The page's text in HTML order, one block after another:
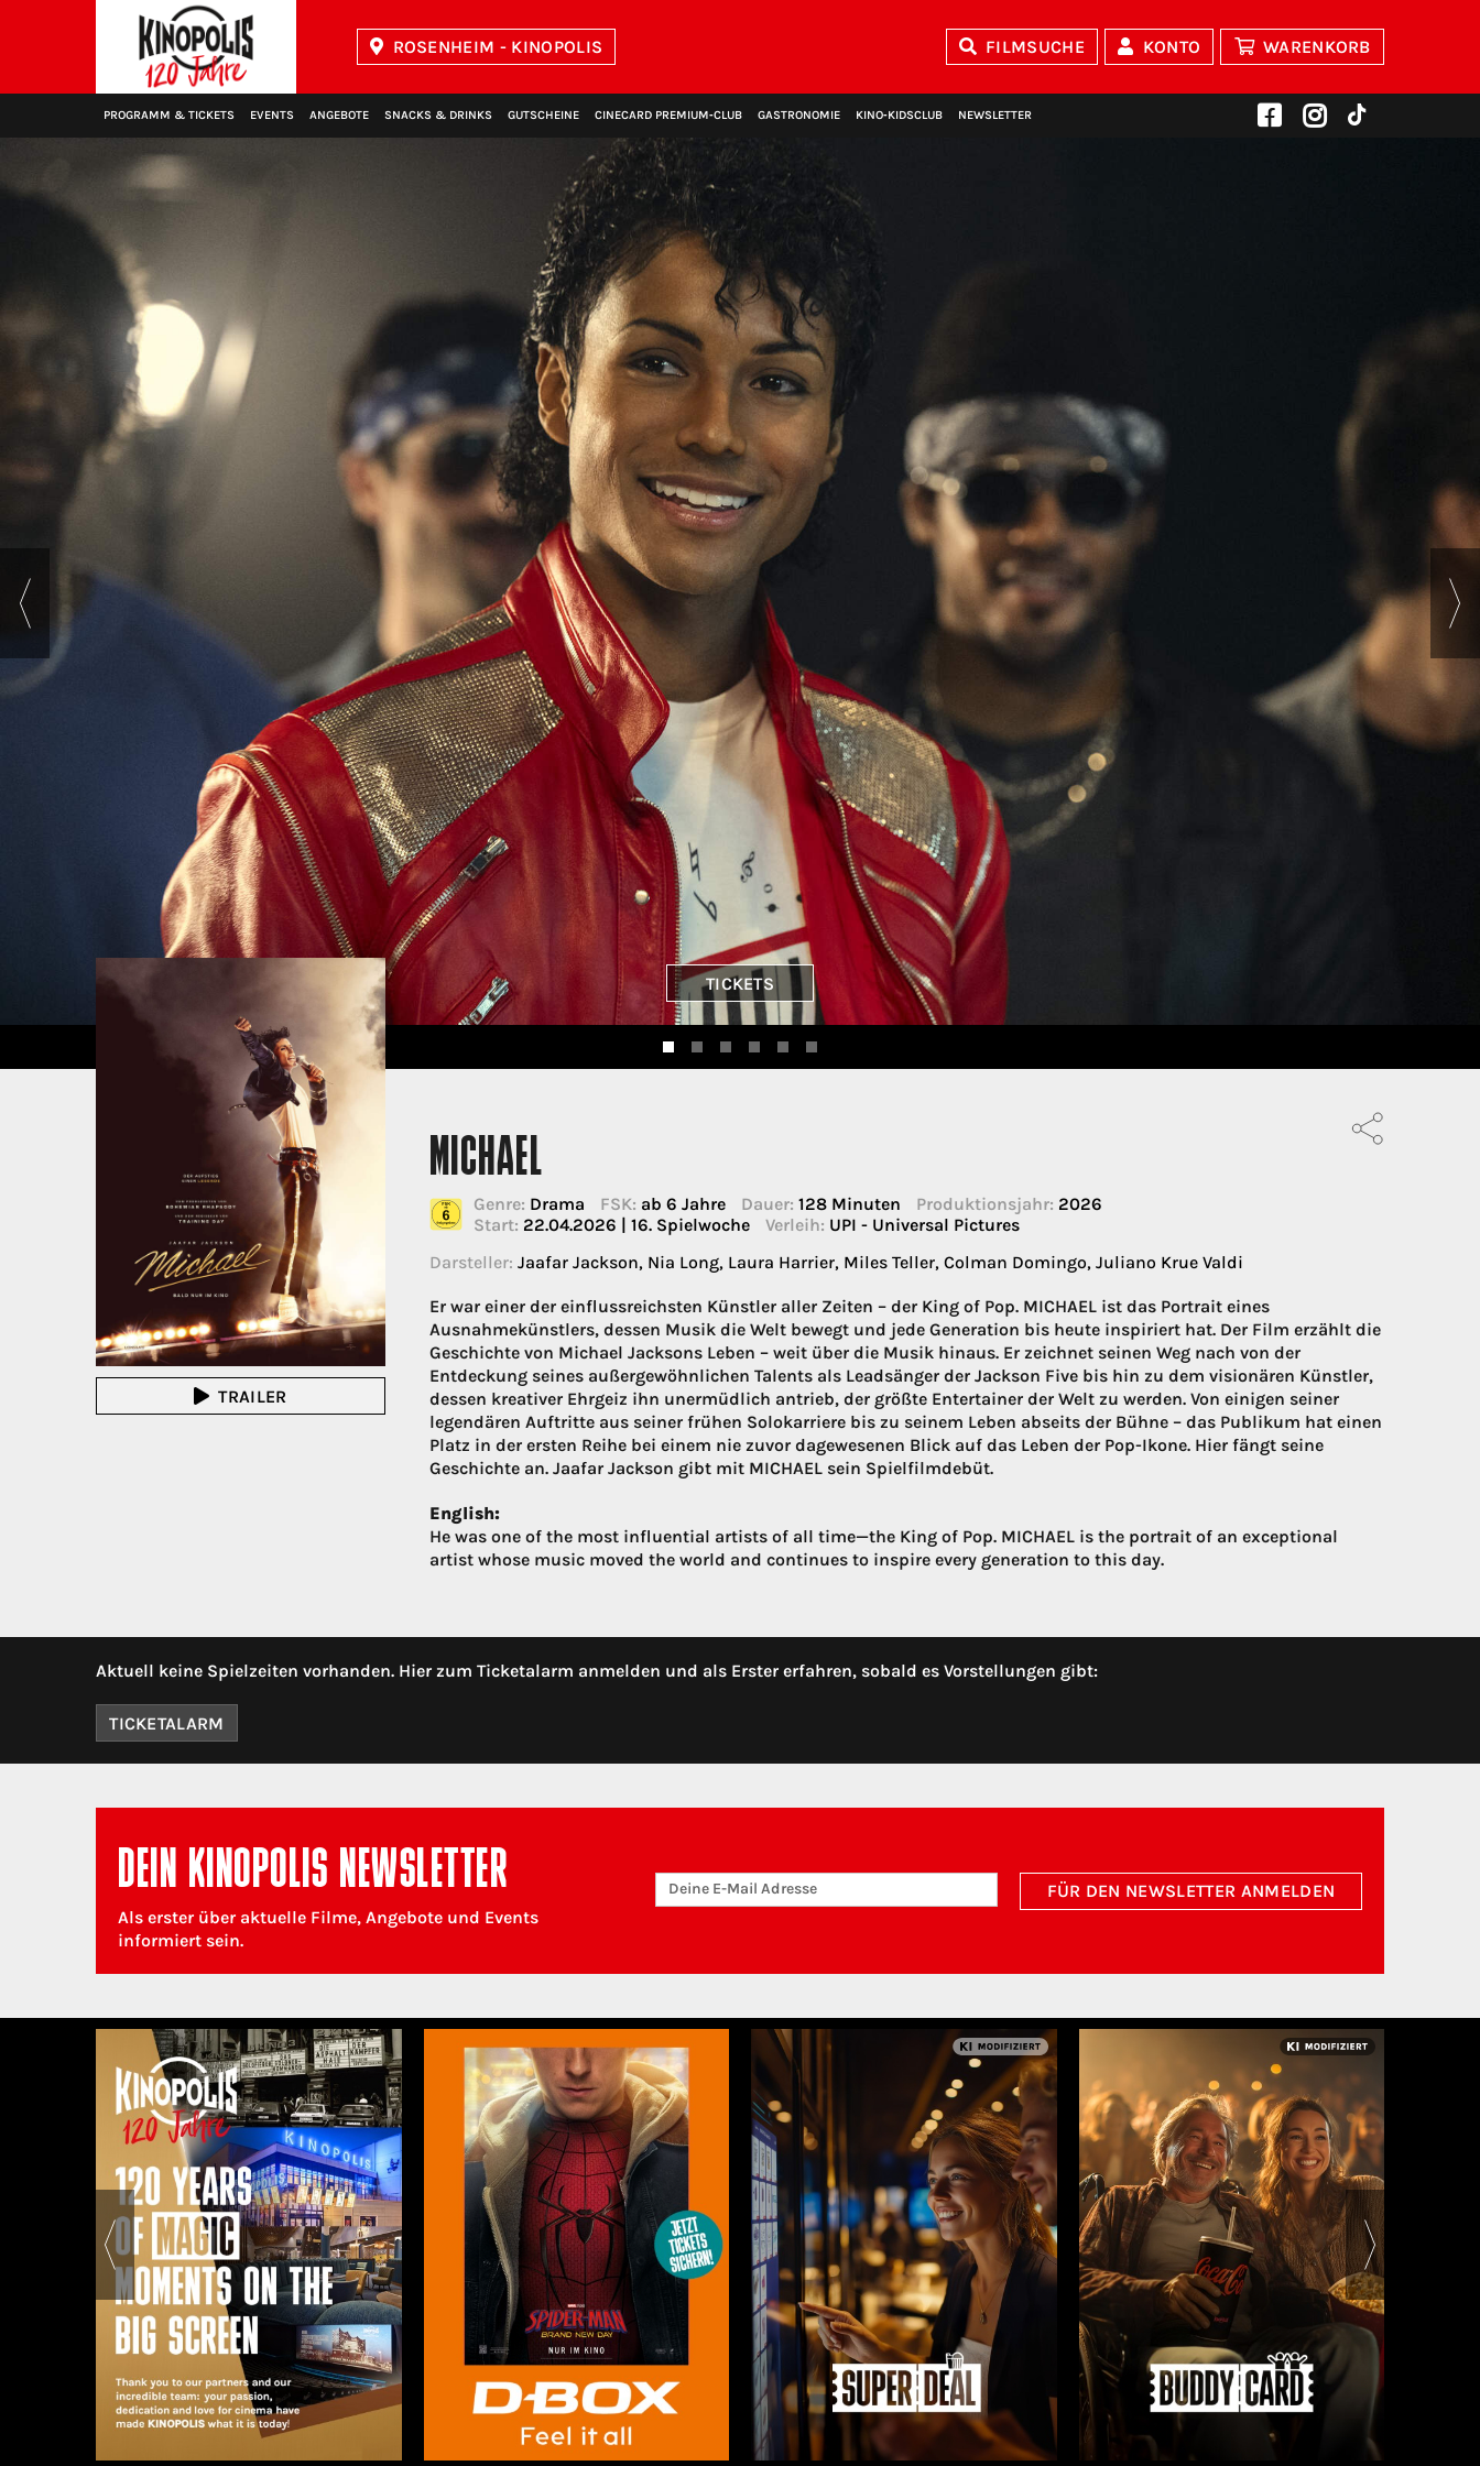
ROSENHEIM - KINOPOLIS FILMSUCHE KONTO WARENKORB
PROGRAMM & TICKETS EVENTS ANGEBOTE SNACKS & DRINKS GUTSCHEINE CINECARD PREMIUM‑CLUB GASTRONOMIE KINO‑KIDSCLUB NEWSLETTER
TICKETS
TRAILER
MICHAEL
Genre: Drama FSK: ab 6 Jahre Dauer: 128 Minuten Produktionsjahr: 2026
Start: 22.04.2026 | 16. Spielwoche Verleih: UPI - Universal Pictures
Darsteller: Jaafar Jackson, Nia Long, Laura Harrier, Miles Teller, Colman Domingo, Juliano Krue Valdi
Er war einer der einflussreichsten Künstler aller Zeiten – der King of Pop. MICHAEL ist das Portrait eines
Ausnahmekünstlers, dessen Musik die Welt bewegt und jede Generation bis heute inspiriert hat. Der Film erzählt die
Geschichte von Michael Jacksons Leben – weit über die Musik hinaus. Er zeichnet seinen Weg nach von der
Entdeckung seines außergewöhnlichen Talents als Leadsänger der Jackson Five bis hin zu dem visionären Künstler,
dessen kreativer Ehrgeiz ihn unermüdlich antrieb, der größte Entertainer der Welt zu werden. Von einigen seiner
legendären Auftritte aus seiner frühen Solokarriere bis zu seinem Leben abseits der Bühne – das Publikum hat einen
Platz in der ersten Reihe bei einem nie zuvor dagewesenen Blick auf das Leben der Pop-Ikone. Hier fängt seine
Geschichte an. Jaafar Jackson gibt mit MICHAEL sein Spielfilmdebüt.
English:
He was one of the most influential artists of all time—the King of Pop. MICHAEL is the portrait of an exceptional
artist whose music moved the world and continues to inspire every generation to this day.
Aktuell keine Spielzeiten vorhanden. Hier zum Ticketalarm anmelden und als Erster erfahren, sobald es Vorstellungen gibt:
TICKETALARM
DEIN KINOPOLIS NEWSLETTER
Als erster über aktuelle Filme, Angebote und Events
informiert sein.
FÜR DEN NEWSLETTER ANMELDEN